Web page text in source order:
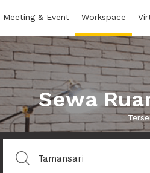
Meeting & Event Workspace
Sewa